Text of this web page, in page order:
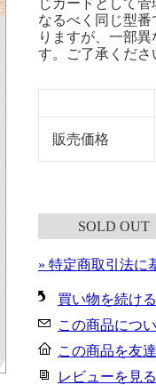
じカードとして管
なるべく同じ型
りますが、一部
す。ご了承くださ
販売価格
SOLD OUT
» 特定商取引法に
買い物を続ける
この商品につ
この商品を友
レビューを見